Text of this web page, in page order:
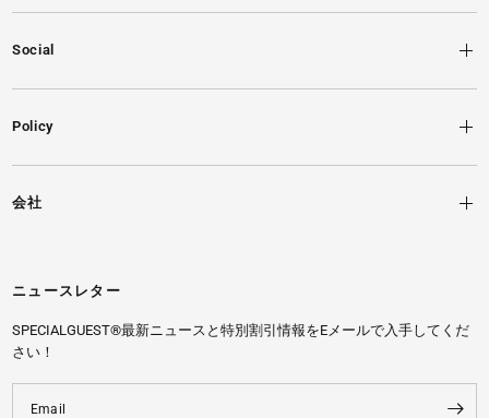
Social
Policy
会社
ニュースレター
SPECIALGUEST®最新ニュースと特別割引情報をEメールで入手してくだ
さい！
Email